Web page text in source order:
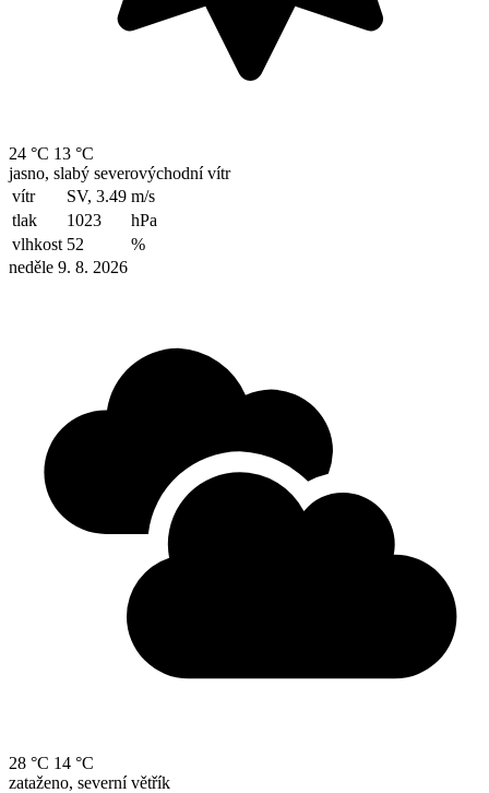
24 °C 13 °C
jasno, slabý severovýchodní vítr
vítr
SV, 3.49 m/s
tlak
1023
hPa
vlhkost 52
%
neděle 9. 8. 2026
28 °C 14 °C
zataženo, severní větřík